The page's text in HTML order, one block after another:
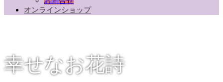
オンラインショップ
幸せなお花詩